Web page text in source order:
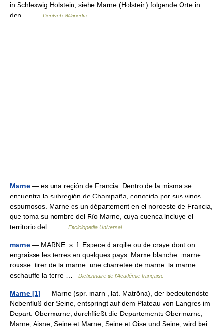
in Schleswig Holstein, siehe Marne (Holstein) folgende Orte in
den… …
Deutsch Wikipedia
Marne — es una región de Francia. Dentro de la misma se
encuentra la subregión de Champaña, conocida por sus vinos
espumosos. Marne es un département en el noroeste de Francia,
que toma su nombre del Río Marne, cuya cuenca incluye el
territorio del… …
Enciclopedia Universal
marne — MARNE. s. f. Espece d argille ou de craye dont on
engraisse les terres en quelques pays. Marne blanche. marne
rousse. tirer de la marne. une charretée de marne. la marne
eschauffe la terre …
Dictionnaire de l'Académie française
Marne [1] — Marne (spr. marn , lat. Matrŏna), der bedeutendste
Nebenfluß der Seine, entspringt auf dem Plateau von Langres im
Depart. Obermarne, durchfließt die Departements Obermarne,
Marne, Aisne, Seine et Marne, Seine et Oise und Seine, wird bei